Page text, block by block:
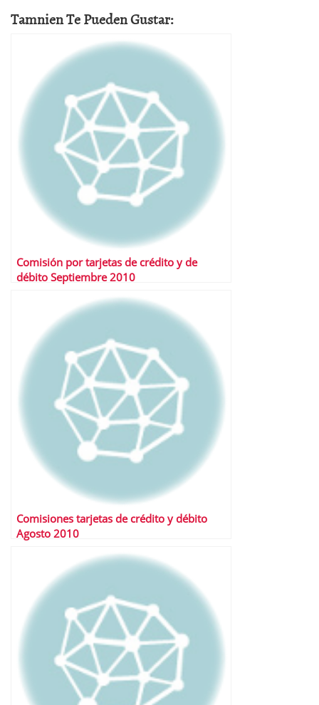
Tamnien Te Pueden Gustar:
Comisión por tarjetas de crédito y de
débito Septiembre 2010
Comisiones tarjetas de crédito y débito
Agosto 2010